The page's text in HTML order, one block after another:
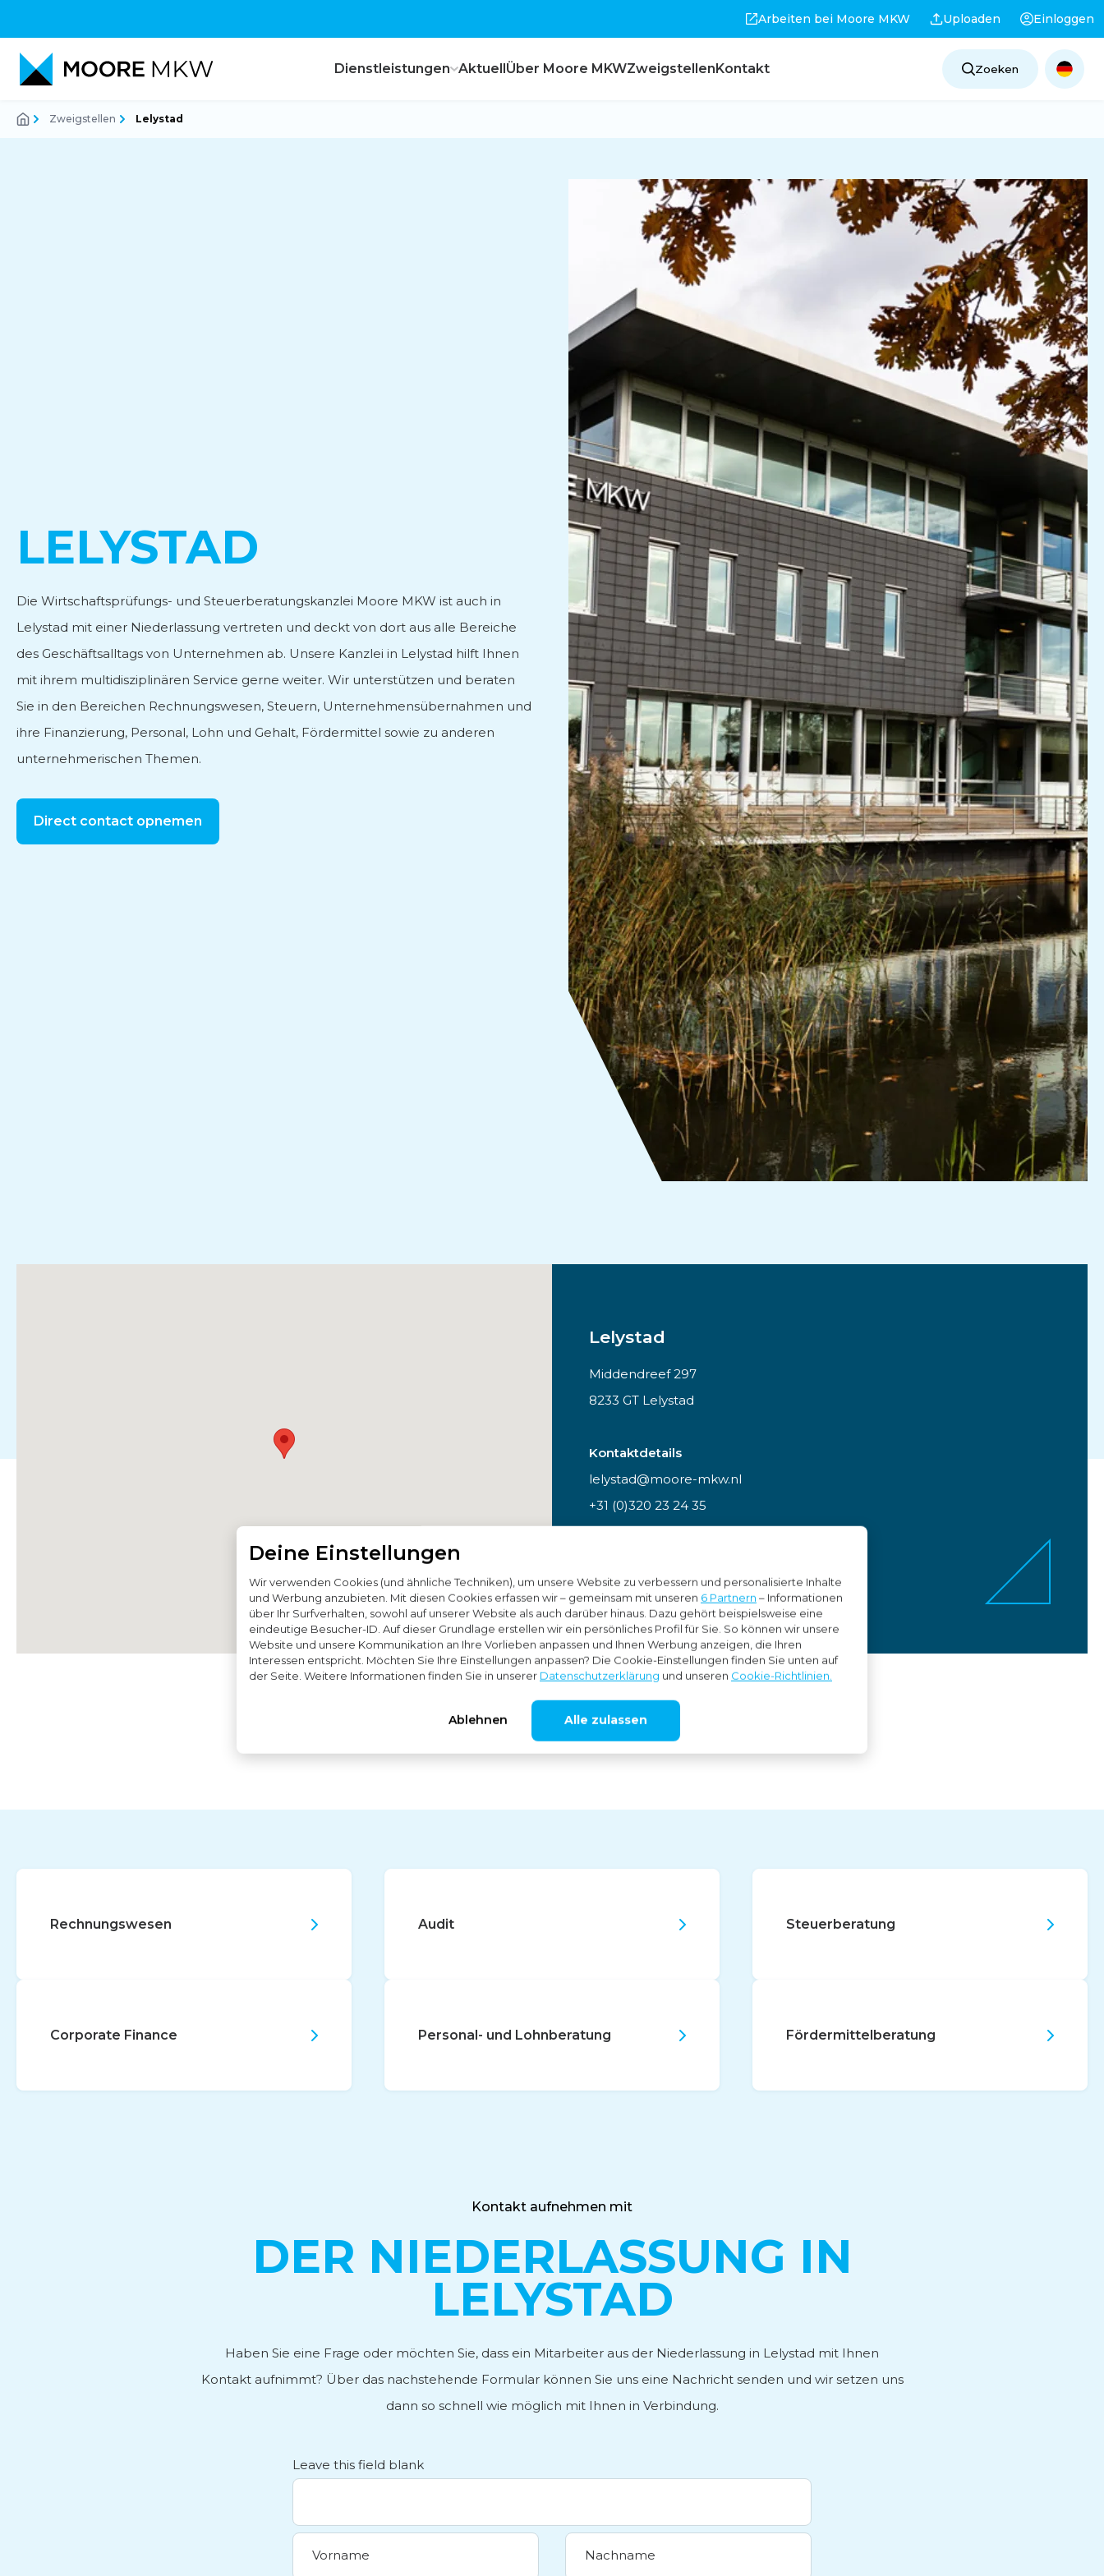
Deine Einstellungen
Wir verwenden Cookies (und ähnliche Techniken), um unsere Website zu verbessern und personalisierte Inhalte
und Werbung anzubieten. Mit diesen Cookies erfassen wir – gemeinsam mit unseren 6 Partnern – Informationen
über Ihr Surfverhalten, sowohl auf unserer Website als auch darüber hinaus. Dazu gehört beispielsweise eine
eindeutige Besucher-ID. Auf dieser Grundlage erstellen wir ein persönliches Profil für Sie. So können wir unsere
Website und unsere Kommunikation an Ihre Vorlieben anpassen und Ihnen Werbung anzeigen, die Ihren
Interessen entspricht. Möchten Sie Ihre Einstellungen anpassen? Die Cookie-Einstellungen finden Sie unten auf
der Seite. Weitere Informationen finden Sie in unserer Datenschutzerklärung und unseren Cookie-Richtlinien.
Ablehnen Alle zulassen
Arbeiten bei Moore MKW Uploaden Einloggen
Dienstleistungen
Internationale Geschäfte
AktuellÜber Moore MKWZweigstellenKontakt Zoeken
Zweigstellen Lelystad
LELYSTAD
Die Wirtschaftsprüfungs- und Steuerberatungskanzlei Moore MKW ist auch in
Lelystad mit einer Niederlassung vertreten und deckt von dort aus alle Bereiche
des Geschäftsalltags von Unternehmen ab. Unsere Kanzlei in Lelystad hilft Ihnen
mit ihrem multidisziplinären Service gerne weiter. Wir unterstützen und beraten
Sie in den Bereichen Rechnungswesen, Steuern, Unternehmensübernahmen und
ihre Finanzierung, Personal, Lohn und Gehalt, Fördermittel sowie zu anderen
unternehmerischen Themen.
Direct contact opnemen
Lelystad
Middendreef 297
8233 GT Lelystad
Kontaktdetails
lelystad@moore-mkw.nl
+31 (0)320 23 24 35
Rechnungswesen Audit Steuerberatung
Corporate Finance Personal- und Lohnberatung Fördermittelberatung
DER NIEDERLASSUNG IN
LELYSTAD
Kontakt aufnehmen mit
Haben Sie eine Frage oder möchten Sie, dass ein Mitarbeiter aus der Niederlassung in Lelystad mit Ihnen
Kontakt aufnimmt? Über das nachstehende Formular können Sie uns eine Nachricht senden und wir setzen uns
dann so schnell wie möglich mit Ihnen in Verbindung.
Leave this field blank
Vorname Nachname